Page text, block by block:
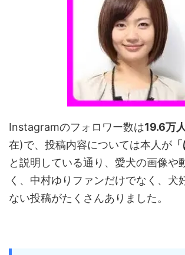
Instagramのフォロワー数は19.6万
在)で、投稿内容については本人が
と説明している通り、愛犬の画像や
く、中村ゆりファンだけでなく、犬
ない投稿がたくさんありました。